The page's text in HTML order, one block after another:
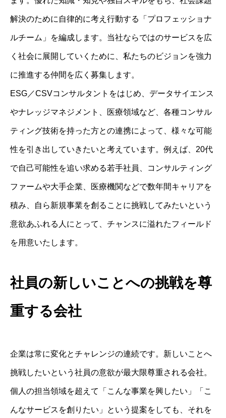
解決のために自律的に考え行動する「プロフェッショナ
ルチーム」を編成します。当社ならではのサービスを広
く社会に展開していくために、私たちのビジョンを強力
に推進する仲間を広く募集します。
ESG／CSVコンサルタントをはじめ、データサイエンス
やナレッジマネジメント、医療領域など、各種コンサル
ティング技術を持った方との連携によって、様々な可能
性を引き出していきたいと考えています。例えば、20代
で自己可能性を追い求める若手社員、コンサルティング
ファームや大手企業、医療機関などで数年間キャリアを
積み、自ら新規事業を創ることに挑戦してみたいという
意欲あふれる人にとって、チャンスに溢れたフィールド
を用意いたします。
社員の新しいことへの挑戦を尊
重する会社
企業は常に変化とチャレンジの連続です。新しいことへ
挑戦したいという社員の意欲が最大限尊重される会社。
個人の担当領域を超えて「こんな事業を興したい」「こ
んなサービスを創りたい」という提案をしても、それを